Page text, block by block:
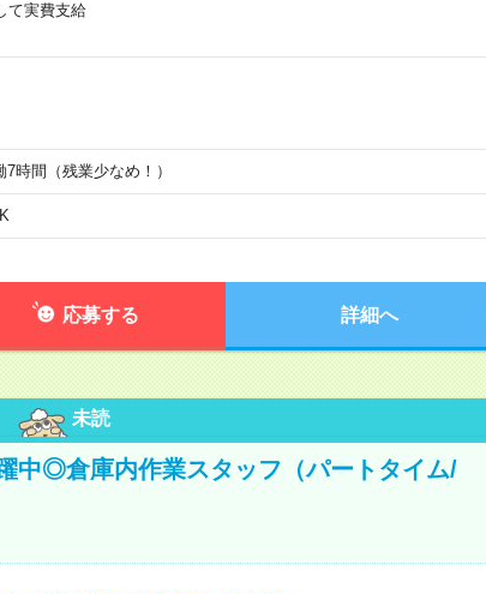
て実費支給
時間（残業少なめ！）
応募する 詳細へ
未読
中◎倉庫内作業スタッフ（パートタイム/